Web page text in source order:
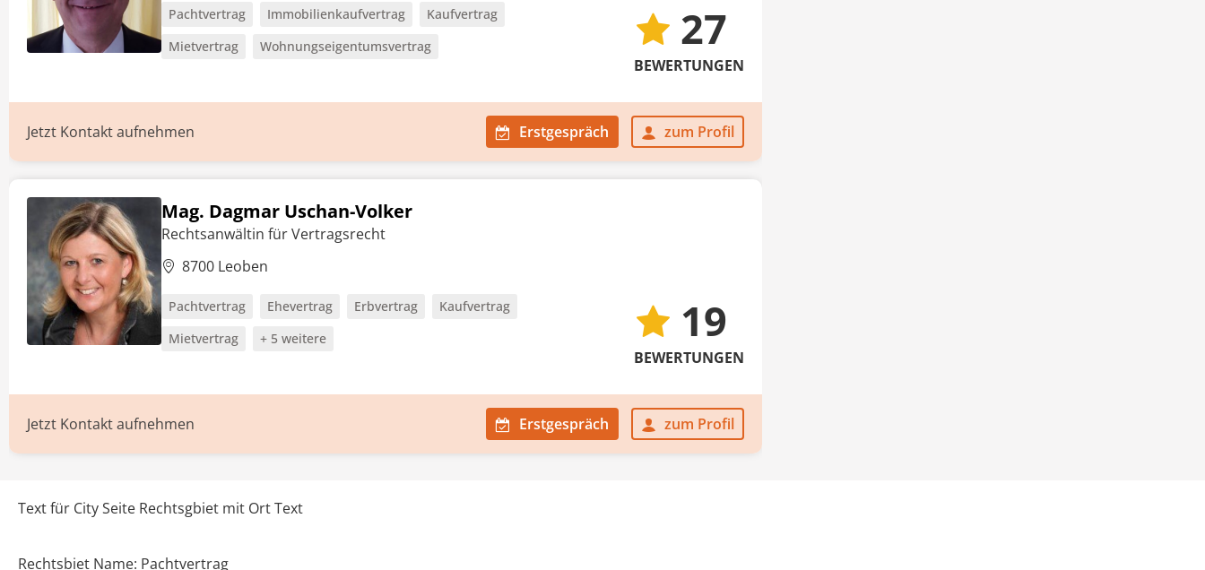
Pachtvertrag Immobilienkaufvertrag
Kaufvertrag
Mietvertrag
Wohnungseigentumsvertrag 27
BEWERTUNGEN
Jetzt Kontakt aufnehmen Erstgespräch zum Profil
Mag. Dagmar Uschan-Volker
Rechtsanwältin für Vertragsrecht
8700 Leoben
Pachtvertrag Ehevertrag Erbvertrag
Kaufvertrag
Mietvertrag
+ 5 weitere 19
BEWERTUNGEN
Jetzt Kontakt aufnehmen Erstgespräch zum Profil
Text für City Seite Rechtsgbiet mit Ort Text
Rechtsbiet Name: Pachtvertrag